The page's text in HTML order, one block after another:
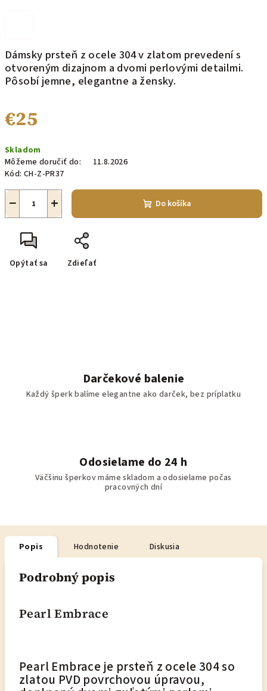
Dámsky prsteň z ocele 304 v zlatom prevedení s
otvoreným dizajnom a dvomi perlovými detailmi.
Pôsobí jemne, elegantne a žensky.
€25
cena:
Skladom
Môžeme doručiť do:
11.8.2026
Kód: CH-Z-PR37
+
− Do košíka
Opýtať sa Zdieľať
Darčekové balenie
Každý šperk balíme elegantne ako darček, bez príplatku
Odosielame do 24 h
Väčšinu šperkov máme skladom a odosielame počas
pracovných dní
Popis Hodnotenie Diskusia
Podrobný popis
Pearl Embrace
Pearl Embrace je prsteň z ocele 304 so
zlatou PVD povrchovou úpravou,